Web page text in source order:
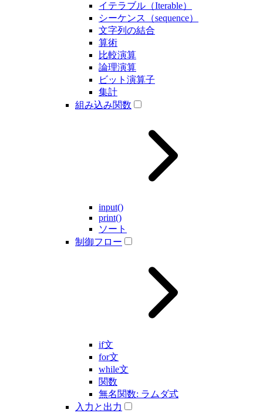
イテラブル（Iterable）
シーケンス（sequence）
文字列の結合
算術
比較演算
論理演算
ビット演算子
集計
組み込み関数
input()
print()
ソート
制御フロー
if文
for文
while文
関数
無名関数: ラムダ式
入力と出力